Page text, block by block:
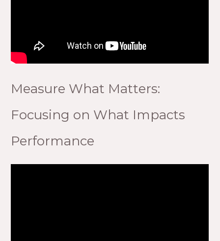
Measure What Matters:
Focusing on What Impacts
Performance